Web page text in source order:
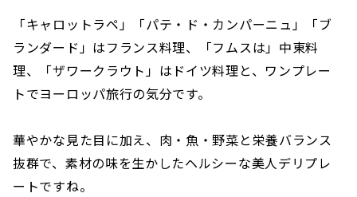
「キャロットラペ」「パテ・ド・カンパーニュ」「ブ
ランダード」はフランス料理、「フムスは」中東料
理、「ザワークラウト」はドイツ料理と、ワンプレー
トでヨーロッパ旅行の気分です。
華やかな見た目に加え、肉・魚・野菜と栄養バランス
抜群で、素材の味を生かしたヘルシーな美人デリプレ
ートですね。